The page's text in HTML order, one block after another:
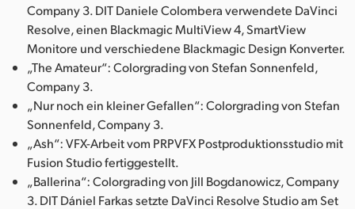
Spain
Sweden
Chinese Taipei
Turkey
UAE
Ukraine
Company 3. DIT Daniele Colombera verwendete DaVinci
Resolve, einen Blackmagic MultiView 4, SmartView
Monitore und verschiedene Blackmagic Design Konverter.
„The Amateur“: Colorgrading von Stefan Sonnenfeld,
Company 3.
„Nur noch ein kleiner Gefallen“: Colorgrading von Stefan
Sonnenfeld, Company 3.
„Ash“: VFX-Arbeit vom PRPVFX Postproduktionsstudio mit
Fusion Studio fertiggestellt.
„Ballerina“: Colorgrading von Jill Bogdanowicz, Company
3. DIT Dániel Farkas setzte DaVinci Resolve Studio am Set